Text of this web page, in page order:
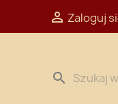
 Zaloguj
search